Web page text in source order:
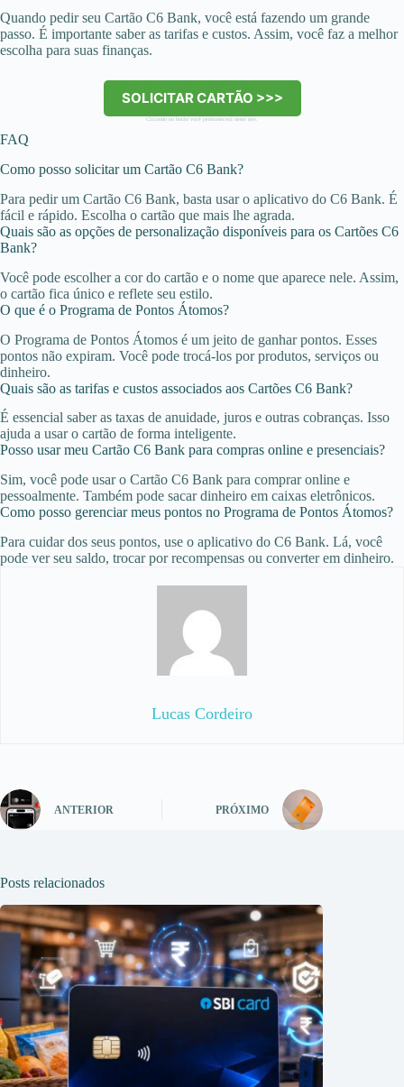
Quando pedir seu Cartão C6 Bank, você está fazendo um grande
passo. É importante saber as tarifas e custos. Assim, você faz a melhor
escolha para suas finanças.
SOLICITAR CARTÃO >>>
Clicando no botão você permanecerá neste site.
FAQ
Como posso solicitar um Cartão C6 Bank?
Para pedir um Cartão C6 Bank, basta usar o aplicativo do C6 Bank. É
fácil e rápido. Escolha o cartão que mais lhe agrada.
Quais são as opções de personalização disponíveis para os Cartões C6
Bank?
Você pode escolher a cor do cartão e o nome que aparece nele. Assim,
o cartão fica único e reflete seu estilo.
O que é o Programa de Pontos Átomos?
O Programa de Pontos Átomos é um jeito de ganhar pontos. Esses
pontos não expiram. Você pode trocá-los por produtos, serviços ou
dinheiro.
Quais são as tarifas e custos associados aos Cartões C6 Bank?
É essencial saber as taxas de anuidade, juros e outras cobranças. Isso
ajuda a usar o cartão de forma inteligente.
Posso usar meu Cartão C6 Bank para compras online e presenciais?
Sim, você pode usar o Cartão C6 Bank para comprar online e
pessoalmente. Também pode sacar dinheiro em caixas eletrônicos.
Como posso gerenciar meus pontos no Programa de Pontos Átomos?
Para cuidar dos seus pontos, use o aplicativo do C6 Bank. Lá, você
pode ver seu saldo, trocar por recompensas ou converter em dinheiro.
Lucas Cordeiro
ANTERIOR PRÓXIMO
Posts relacionados